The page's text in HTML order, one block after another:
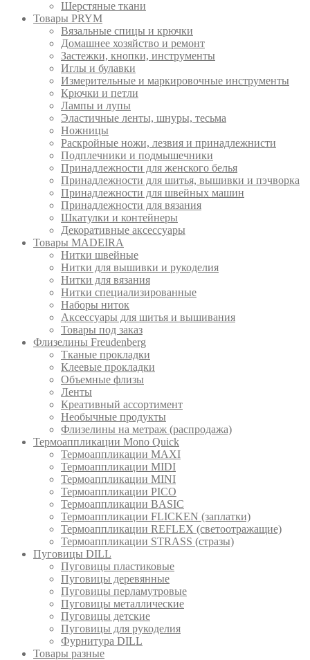
Шерстяные ткани
Товары PRYM
Вязальные спицы и крючки
Домашнее хозяйство и ремонт
Застежки, кнопки, инструменты
Иглы и булавки
Измерительные и маркировочные инструменты
Крючки и петли
Лампы и лупы
Эластичные ленты, шнуры, тесьма
Ножницы
Раскройные ножи, лезвия и принадлежнисти
Подплечники и подмышечники
Принадлежности для женского белья
Принадлежности для шитья, вышивки и пэчворка
Принадлежности для швейных машин
Принадлежности для вязания
Шкатулки и контейнеры
Декоративные аксессуары
Товары MADEIRA
Нитки швейные
Нитки для вышивки и рукоделия
Нитки для вязания
Нитки специализированные
Наборы ниток
Аксессуары для шитья и вышивания
Товары под заказ
Флизелины Freudenberg
Тканые прокладки
Клеевые прокладки
Объемные флизы
Ленты
Креативный ассортимент
Необычные продукты
Флизелины на метраж (распродажа)
Термоаппликации Mono Quick
Термоаппликации MAXI
Термоаппликации MIDI
Термоаппликации MINI
Термоаппликации PICO
Термоаппликации BASIC
Термоаппликации FLICKEN (заплатки)
Термоаппликации REFLEX (светоотражащие)
Термоаппликации STRASS (стразы)
Пуговицы DILL
Пуговицы пластиковые
Пуговицы деревянные
Пуговицы перламутровые
Пуговицы металлические
Пуговицы детские
Пуговицы для рукоделия
Фурнитура DILL
Товары разные